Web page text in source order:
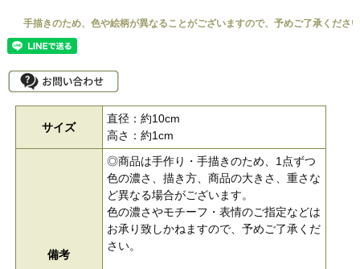
サイズ
直径：約10cm
高さ：約1cm
備考
◎商品は手作り・手描きのため、1点ずつ
色の濃さ、描き方、商品の大きさ、重さな
ど異なる場合がございます。
色の濃さやモチーフ・表情のご指定などは
お承り致しかねますので、予めご了承くだ
さい。